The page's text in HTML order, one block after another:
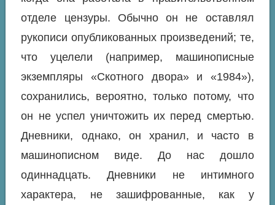
отделе цензуры. Обычно он не оставлял
рукописи опубликованных произведений; те,
что уцелели (например, машинописные
экземпляры «Скотного двора» и «1984»),
сохранились, вероятно, только потому, что
он не успел уничтожить их перед смертью.
Дневники, однако, он хранил, и часто в
машинописном виде. До нас дошло
одиннадцать. Дневники не интимного
характера, не зашифрованные, как у